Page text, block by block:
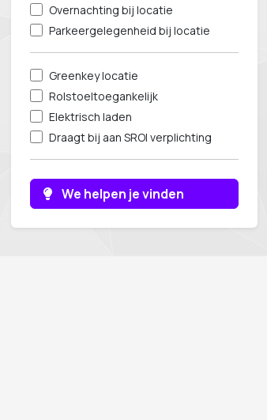
Overnachting bij locatie
Parkeergelegenheid bij locatie
Greenkey locatie
Rolstoeltoegankelijk
Elektrisch laden
Draagt bij aan SROI verplichting
We helpen je vinden